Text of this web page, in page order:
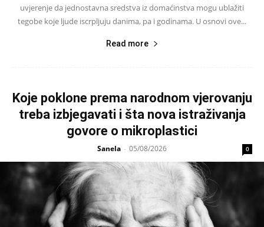
uvjerenje da jednostavna sredstva iz domaćinstva mogu ublažiti
tegobe koje ljude iscrpljuju danima, pa i godinama. U osnovi ove...
Read more
Koje poklone prema narodnom vjerovanju
treba izbjegavati i šta nova istraživanja
govore o mikroplastici
Sanela - 05/08/2026 0